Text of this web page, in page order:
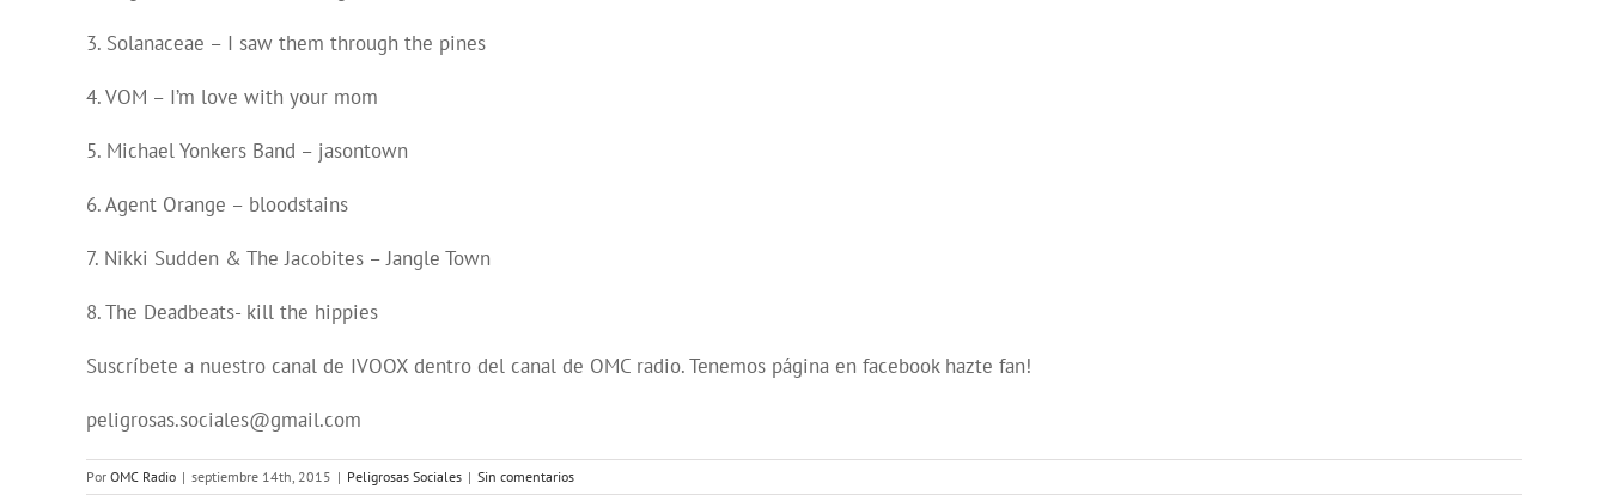
3. Solanaceae – I saw them through the pines
4. VOM – I’m love with your mom
5. Michael Yonkers Band – jasontown
6. Agent Orange – bloodstains
7. Nikki Sudden & The Jacobites – Jangle Town
8. The Deadbeats- kill the hippies
Suscríbete a nuestro canal de IVOOX dentro del canal de OMC radio. Tenemos página en facebook hazte fan!
peligrosas.sociales@gmail.com
Por OMC Radio | septiembre 14th, 2015 | Peligrosas Sociales | Sin comentarios